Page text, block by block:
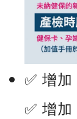
✅ 增
✅ 增